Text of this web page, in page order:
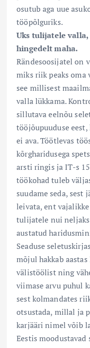
osutub aga uue
tööpõlguriks.
Uks tulijatele valla,
hingedelt maha.
Rändesoosijatel on
miks riik peaks oma
see millisest
valla lükkama.
sillutava eelnõu
tööjõupuuduse
ei ava. Töötlevas
kõrgharidusega
arsti ringis ja IT-s
töökohad tuleb
suudame seda, sest
leivata, ent
tulijatele nui neljaks
austatud
Seaduse
mõjul hakkab
välistöölist ning
viimase arvu puhul
sest kolmandates
otsustada, millal ja
karjääri nimel võib
Eestis moodustavad